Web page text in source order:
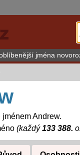
jména
Andrew.
(každý133 388.